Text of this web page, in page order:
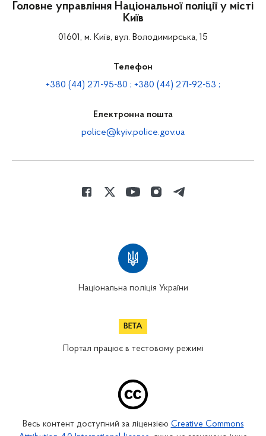
Головне управління Національної поліції у місті
Київ
01601, м. Київ, вул. Володимирська, 15
Телефон
+380 (44) 271-95-80 ; +380 (44) 271-92-53 ;
Електронна пошта
police@kyiv.police.gov.ua
Національна поліція України
Портал працює в тестовому режимі
Весь контент доступний за ліцензією Creative Commons